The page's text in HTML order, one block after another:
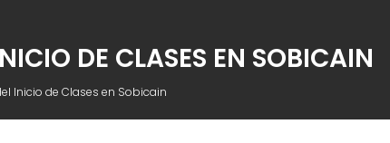
DE CLASES EN SOBICAIN
Inicio de Clases en Sobicain